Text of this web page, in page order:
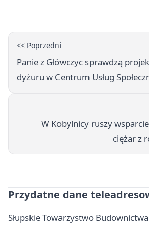
<< Poprzedni
Panie z Główczyc sprawdzą
dyżuru w Centrum Usług
W Kobylnicy ruszy
ciężar z
Przydatne dane
Słupskie Towarzystwo Budownictwa